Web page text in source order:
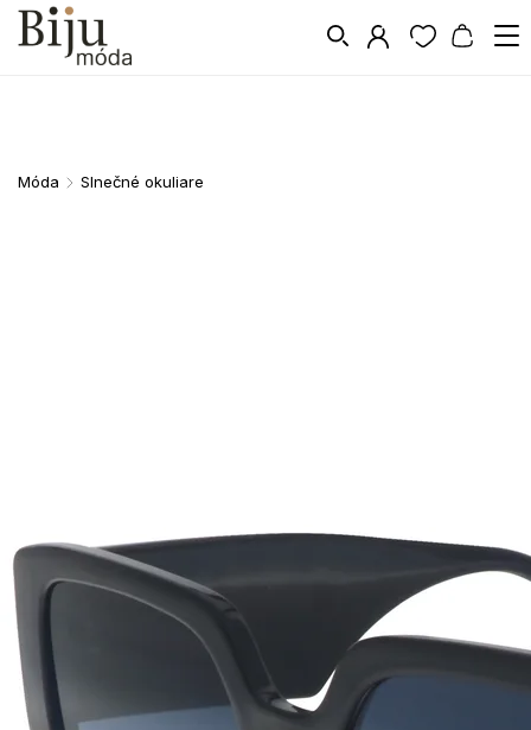
Móda / Slnečné okuliare